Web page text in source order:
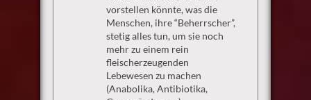
vorstellen könnte, was die
Menschen, ihre “Beherrscher”,
stetig alles tun, um sie noch
mehr zu einem rein
fleischerzeugenden
Lebewesen zu machen
(Anabolika, Antibiotika,